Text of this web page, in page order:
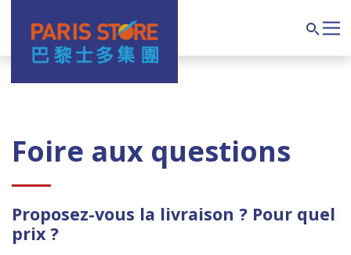
Navigation principale
Foire aux questions
Proposez-vous la livraison ? Pour quel
prix ?